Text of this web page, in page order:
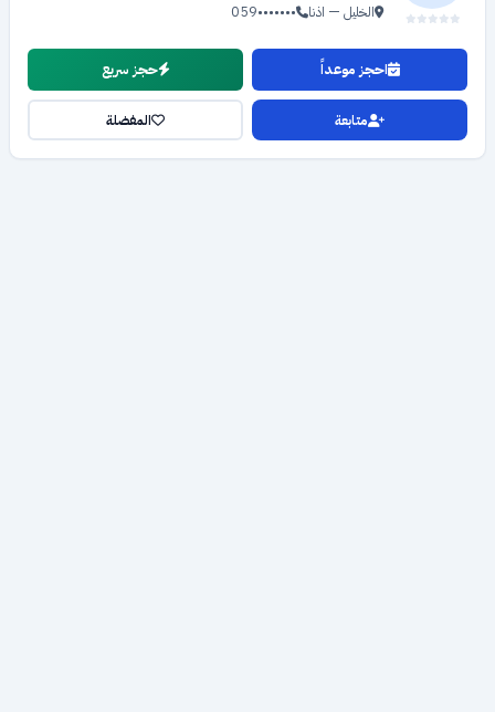
الخليل — اذنا 059•••••••
احجز موعداً حجز سريع
متابعة المفضلة